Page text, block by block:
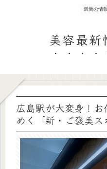
最新の情
美容最新
広島駅が大変身！
めく「新・ご褒美